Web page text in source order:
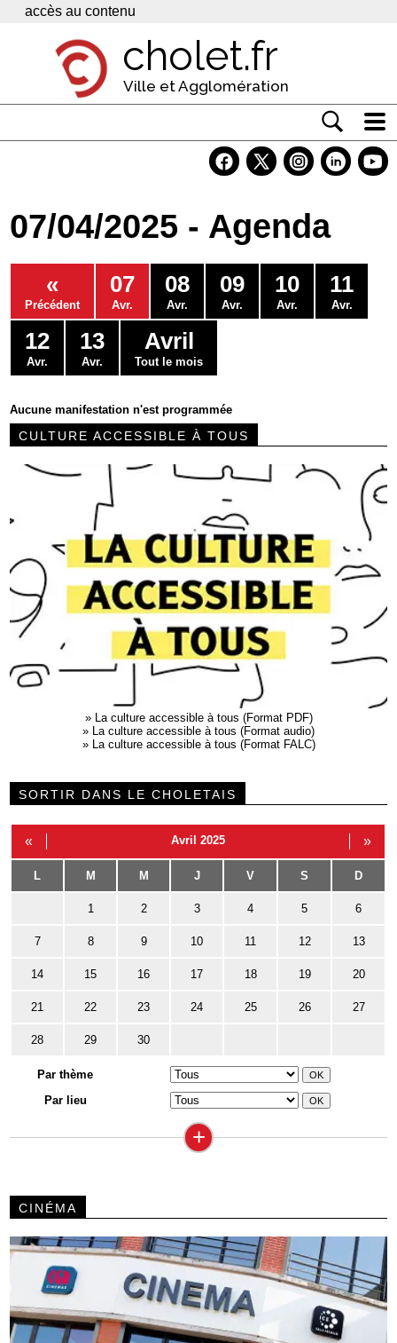
Panneau de gestion des cookies
accès au contenu
cholet.fr
Ville et Agglomération
Economie
Services
Contacts
07/04/2025 - Agenda
«
Précédent
07
Avr.
08
Avr.
09
Avr.
10
Avr.
11
Avr.
12
Avr.
13
Avr.
Avril
Tout le mois
Aucune manifestation n'est programmée
CULTURE ACCESSIBLE À TOUS
»
La culture accessible à tous (Format PDF)
»
La culture accessible à tous (Format audio)
»
La culture accessible à tous (Format FALC)
SORTIR DANS LE CHOLETAIS
« Avril 2025 »
L M M J V S D
1 2 3 4 5 6
7 8 9 10 11 12 13
14 15 16 17 18 19 20
21 22 23 24 25 26 27
28 29 30
Par thème
Par lieu
+
CINÉMA